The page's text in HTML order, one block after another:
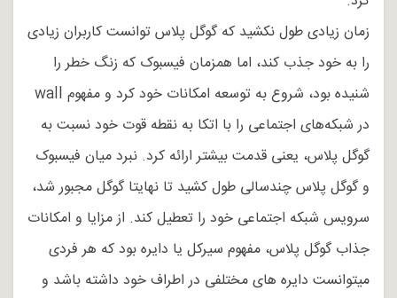
زمان زیادی طول نکشید که گوگل پلاس توانست کاربران زیادی
را به خود جذب کند، اما همزمان فیسبوک که زنگ خطر را
شنیده بود، شروع به توسعه امکانات خود کرد و مفهوم wall
در شبکه‌­های اجتماعی را با اتکا به نقطه قوت خود نسبت به
گوگل پلاس، یعنی قدمت بیشتر ارائه کرد. نبرد میان فیسبوک
و گوگل پلاس چندسالی طول کشید تا نهایتا گوگل مجبور شد،
سرویس شبکه اجتماعی خود را تعطیل کند. از مزایا و امکانات
جذاب گوگل پلاس، مفهوم سیرکل یا دایره بود که هر فردی
میتوانست دایره های مختلفی در اطراف خود داشته باشد و